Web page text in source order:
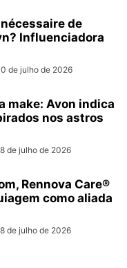
de
Influenciadora
de julho de 2026
make: Avon indica
nos astros
de julho de 2026
Rennova Care®
como aliada
de julho de 2026